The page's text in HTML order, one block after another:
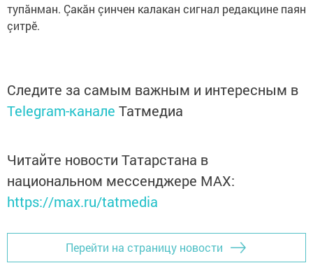
тупăнман. Çакăн çинчен калакан сигнал редакцине паян
çитрӗ.
Следите за самым важным и интересным в
Telegram-канале Татмедиа
Читайте новости Татарстана в
национальном мессенджере MАХ:
https://max.ru/tatmedia
Перейти на страницу новости